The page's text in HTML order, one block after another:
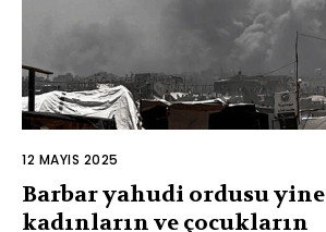
12 MAYIS 2025
Barbar yahudi ordusu yine
kadınların ve çocukların